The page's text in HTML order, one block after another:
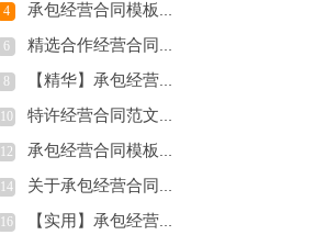
4 承包经营合同模板集锦八篇
6 精选合作经营合同模板汇编八篇
8 【精华】承包经营合同模板汇编8篇
10 特许经营合同范文汇总六篇
12 承包经营合同模板10篇
14 关于承包经营合同集锦五篇
16 【实用】承包经营合同范文集锦10篇